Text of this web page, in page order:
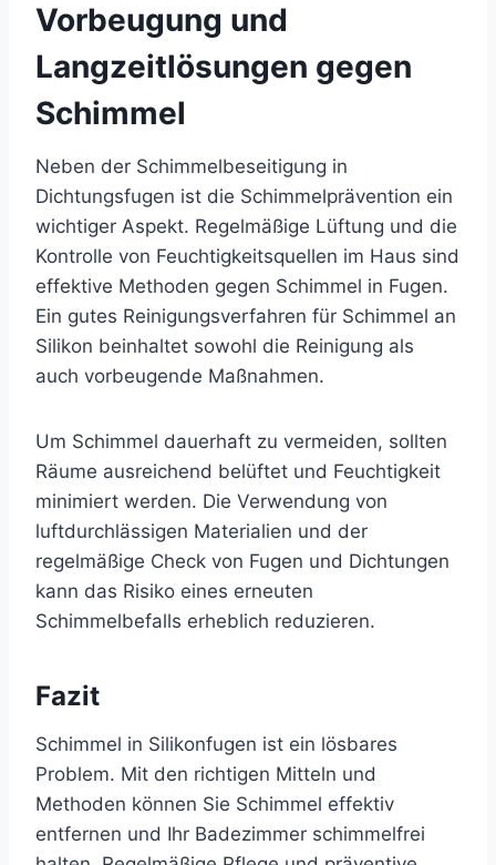
Vorbeugung und
Langzeitlösungen gegen
Schimmel
Neben der Schimmelbeseitigung in
Dichtungsfugen ist die Schimmelprävention ein
wichtiger Aspekt. Regelmäßige Lüftung und die
Kontrolle von Feuchtigkeitsquellen im Haus sind
effektive Methoden gegen Schimmel in Fugen.
Ein gutes Reinigungsverfahren für Schimmel an
Silikon beinhaltet sowohl die Reinigung als
auch vorbeugende Maßnahmen.
Um Schimmel dauerhaft zu vermeiden, sollten
Räume ausreichend belüftet und Feuchtigkeit
minimiert werden. Die Verwendung von
luftdurchlässigen Materialien und der
regelmäßige Check von Fugen und Dichtungen
kann das Risiko eines erneuten
Schimmelbefalls erheblich reduzieren.
Fazit
Schimmel in Silikonfugen ist ein lösbares
Problem. Mit den richtigen Mitteln und
Methoden können Sie Schimmel effektiv
entfernen und Ihr Badezimmer schimmelfrei